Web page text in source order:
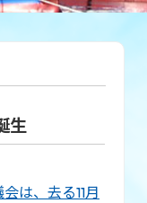
生
は、去る11月